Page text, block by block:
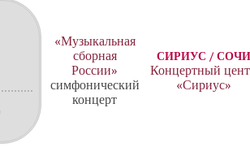
«Музыкальная
сборная
России»
симфонический
концерт
СИРИУС / СОЧИ
Концертный
«Сириус»